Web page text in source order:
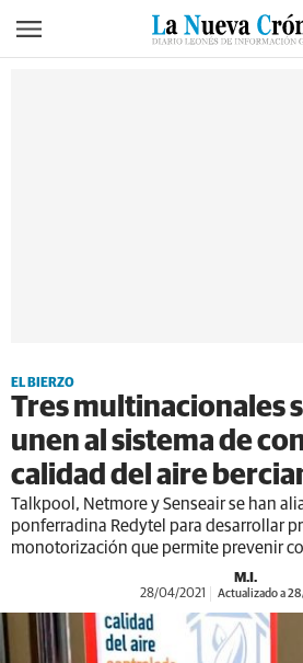
EL BIERZO
Tres multinacionales
unen al sistema de
calidad del aire
Talkpool, Netmore y Senseair se han
ponferradina Redytel para desarrollar
monotorización que permite prevenir
M.I.
28/04/2021 Actualizado a